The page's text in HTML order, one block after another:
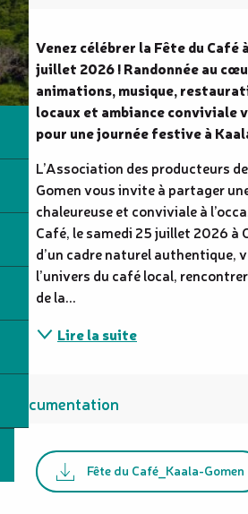
Description
Venez célébrer la Fête du Café
juillet 2026 ! Randonnée au
animations, musique,
locaux et ambiance conviviale
pour une journée festive à
L’Association des producteurs
Gomen vous invite à partager
chaleureuse et conviviale à
Café, le samedi 25 juillet 2026 à
d’un cadre naturel authentique,
l’univers du café local,
de la...
Lire la suite
Documentation
Fête du Café_Kaala-Gomen